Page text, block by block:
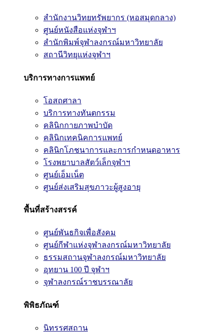
สำนักงานวิทยทรัพยากร (หอสมุดกลาง)
ศูนย์หนังสือแห่งจุฬาฯ
สำนักพิมพ์จุฬาลงกรณ์มหาวิทยาลัย
สถานีวิทยุแห่งจุฬาฯ
บริการทางการแพทย์
โอสถศาลา
บริการทางทันตกรรม
คลินิกกายภาพบำบัด
คลินิกเทคนิคการแพทย์
คลินิกโภชนาการและการกำหนดอาหาร
โรงพยาบาลสัตว์เล็กจุฬาฯ
ศูนย์เอ็มเน็ต
ศูนย์ส่งเสริมสุขภาวะผู้สูงอายุ
พื้นที่สร้างสรรค์
ศูนย์พันธกิจเพื่อสังคม
ศูนย์กีฬาแห่งจุฬาลงกรณ์มหาวิทยาลัย
ธรรมสถานจุฬาลงกรณ์มหาวิทยาลัย
อุทยาน 100 ปี จุฬาฯ
จุฬาลงกรณ์ราชบรรณาลัย
พิพิธภัณฑ์
นิทรรศสถาน